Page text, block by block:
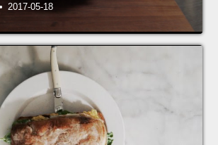
2017-05-18